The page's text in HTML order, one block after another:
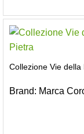
Collezione Vie della
Brand: Marca